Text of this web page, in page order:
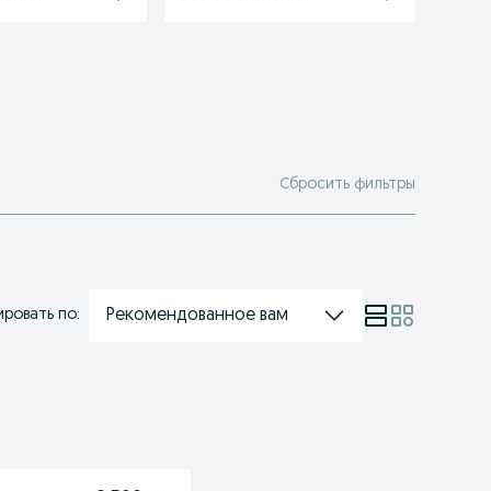
Сбросить фильтры
по: Рекомендованное вам